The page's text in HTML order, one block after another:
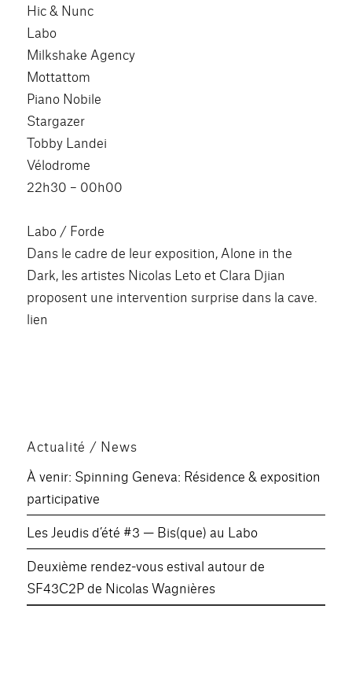
Hic & Nunc
Labo
Milkshake Agency
Mottattom
Piano Nobile
Stargazer
Tobby Landei
Vélodrome
22h30 – 00h00
Labo / Forde
Dans le cadre de leur exposition, Alone in the
Dark, les artistes Nicolas Leto et Clara Djian
proposent une intervention surprise dans la cave.
lien
Actualité / News
À venir: Spinning Geneva: Résidence & exposition
participative
Les Jeudis d’été #3 — Bis(que) au Labo
Deuxième rendez-vous estival autour de
SF43C2P de Nicolas Wagnières